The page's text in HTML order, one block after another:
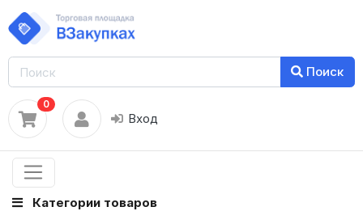
Поиск
0
Вход
Категории товаров